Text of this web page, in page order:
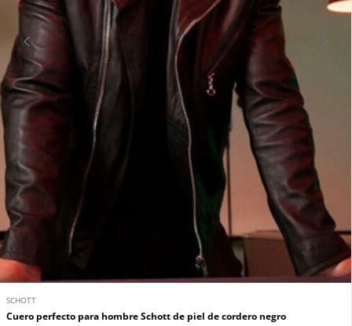
SCHOTT
Cuero perfecto para hombre Schott de piel de cordero negro